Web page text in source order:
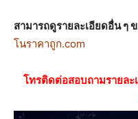
สามารถดูรายละเอียดอื่น ๆ
โนราคาถูก.com
โทรติดต่อสอบถามรายละ